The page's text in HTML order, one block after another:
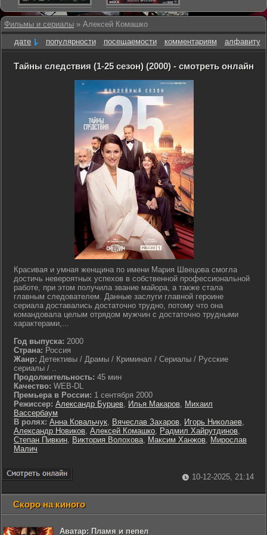
Фильмы и сериалы » Алексей Комашко
дате
популярности посещаемости комментариям алфавиту
Тайны следствия (1-25 сезон) (2000) - смотреть онлайн
Красивая и умная женщина по имени Мария Швецова смогла
достичь невероятных успехов в собственной профессиональной
работе, при этом получила звание майора, а также стала
главным следователем. Данные заслуги главной героине
сериала доставались достаточно трудно, потому что она
командовала целым отрядом мужчин с достаточно трудными
характерами,...
Год выпуска: 2000
Страна: Россия
Жанр: Детективы / Драмы / Криминал / Сериалы / Русские
сериалы / ..
Продолжительность: 45 мин
Качество: WEB-DL
Премьера в России: 1 сентября 2000
Режиссер: Александр Бурцев, Илья Макаров, Михаил
Вассербаум
В ролях: Анна Ковальчук, Вячеслав Захаров, Игорь Николаев,
Александр Новиков, Алексей Комашко, Радмил Хайрутдинов,
Степан Пивкин, Виктория Волохова, Максим Ханжов, Мирослав
Малич
10-12-2025, 21:14
Скоро на киного
Аватар: Пламя и пепел